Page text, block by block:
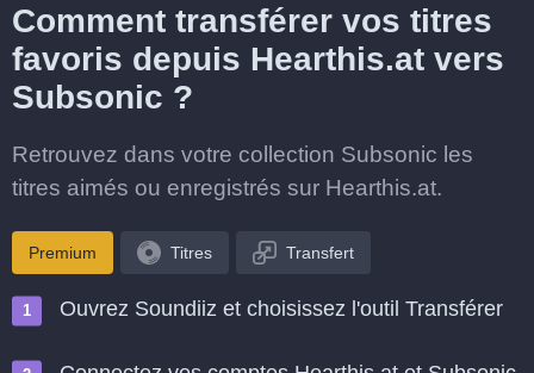
Comment transférer vos titres
favoris depuis Hearthis.at vers
Subsonic ?
Retrouvez dans votre collection Subsonic les
titres aimés ou enregistrés sur Hearthis.at.
Premium Titres Transfert
Ouvrez Soundiiz et choisissez l'outil Transférer